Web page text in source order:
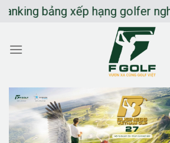
Chuyển
dung
bảng xếp hạng golfer